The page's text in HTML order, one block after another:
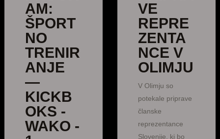
AM:
ŠPORT
NO
TRENIR
ANJE
—
KICKB
OKS -
WAKO -
VE
REPRE
ZENTA
NCE V
OLIMJU
V Olimju so
potekale priprave
članske
reprezentance
Slovenije, ki bo